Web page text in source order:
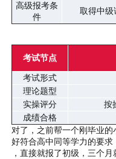
高级报考条
件
取得中级
考试节点
考试形式
理论题型
实操评分
按
成绩合格
对了，之前帮一个刚毕业
好符合高中同等学力的要
，直接就报了初级，三个